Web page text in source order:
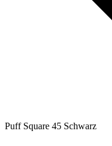
Puff Square 45 Schwarz